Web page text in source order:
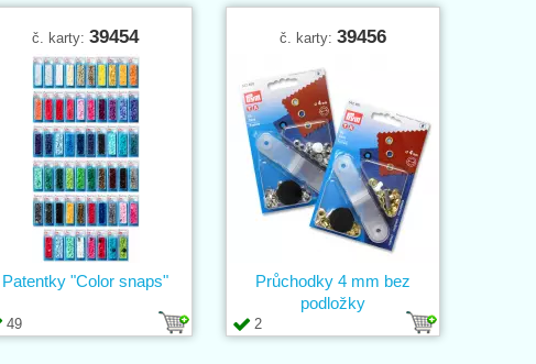
č. karty: 39454
49
Patentky "Color snaps"
č. karty: 39456
2
Průchodky 4 mm bez
podložky